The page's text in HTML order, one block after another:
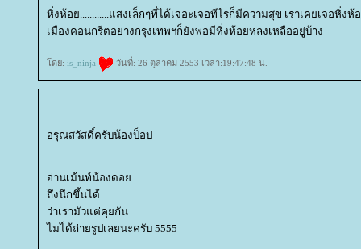
หิ่งห้อย............แสงเล็กๆที่ได้เจอะเจอทีไรก็มีความสุข เราเคยเจอหิ่งห้
เมืองคอนกรีตอย่างกรุงเทพฯก็ยังพอมีหิ่งห้อยหลงเหลืออยู่บ้าง
ดย: is_ninja วันที่: 26 ตุลาคม 2553 เวลา:19:47:48 น.
อรุณสวัสดิ์ครับน้องป็อป
อ่านเม้นท์น้องดอ
ถึงนึกขึ้นได้
ว่าเรามัวแต่คุยกัน
ไมไ่ด้ถ่ายรูปเลยนะครับ 5555